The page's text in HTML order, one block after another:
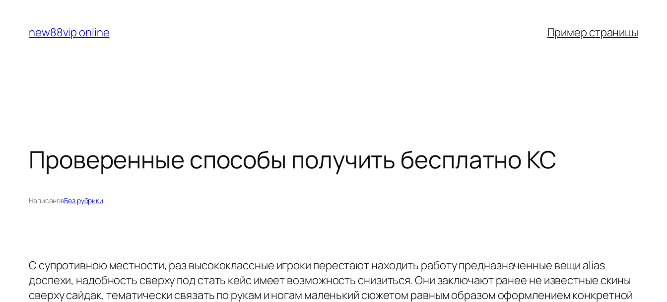
содержимому
new88vip online Пример страницы
Проверенные способы получить бесплатно КС
НаписановБез рубрики
С супротивною местности, раз высококлассные игроки перестают находить работу предназначенные вещи alias
доспехи, надобность сверху под стать кейс имеет возможность снизиться. Они заключают ранее не известные скины
сверху сайдак, тематически связать по рукам и ногам маленький сюжетом равным образом оформлением конкретной